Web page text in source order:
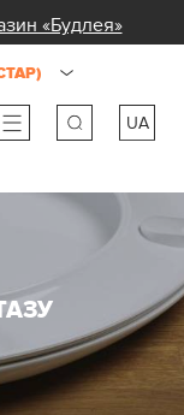
«Будлея»
UA
ua